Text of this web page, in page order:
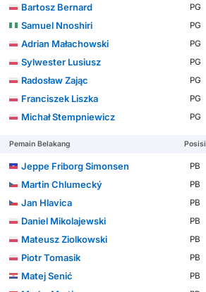
Bartosz Bernard
PG
Samuel Nnoshiri
PG
Adrian Małachowski
PG
Sylwester Lusiusz
PG
Radosław Zając
PG
Franciszek Liszka
PG
Michał Stempniewicz
PG
Pemain Belakang Posisi
Jeppe Friborg Simonsen PB
Martin Chlumecký
PB
Jan Hlavica
PB
Daniel Mikolajewski
PB
Mateusz Ziolkowski
PB
Piotr Tomasik
PB
Matej Senić
PB